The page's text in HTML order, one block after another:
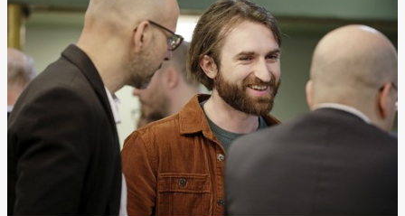
Ressources
Contact
PhD·Data